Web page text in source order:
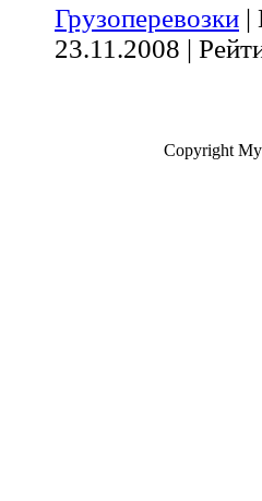
Грузоперевозки |
23.11.2008 |
Copyright